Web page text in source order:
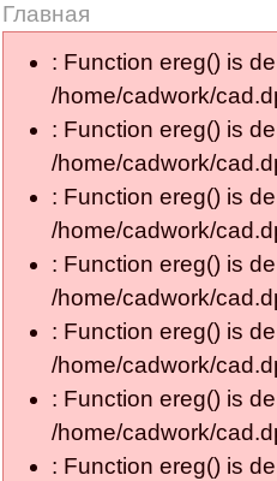
Главная
: Function ereg() is
/home/cadwork/
: Function ereg() is
/home/cadwork/
: Function ereg() is
/home/cadwork/
: Function ereg() is
/home/cadwork/
: Function ereg() is
/home/cadwork/
: Function ereg() is
/home/cadwork/
: Function ereg() is